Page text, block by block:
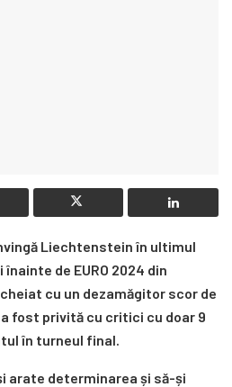
Liechtenstein în ultimul
de EURO 2024 din
cu un dezamăgitor scor de
fost privită cu critici cu doar 9
în turneul final.
arate determinarea și să-și